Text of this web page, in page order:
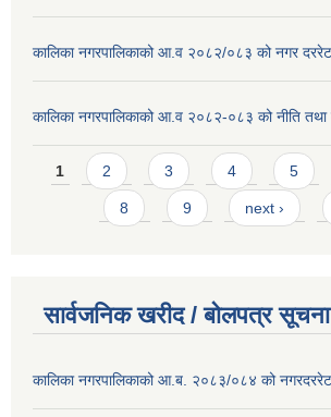
कालिका नगरपालिकाको आ.व २०८२/०८३ को नगर
कालिका नगरपालिकाको आ.व २०८२-०८३ को नीति तथा
Pages
1 2 3 4 5
8 9 next ›
सार्वजनिक खरीद / बाेलपत्र सूचना
कालिका नगरपालिकाको आ.ब. २०८३/०८४ को